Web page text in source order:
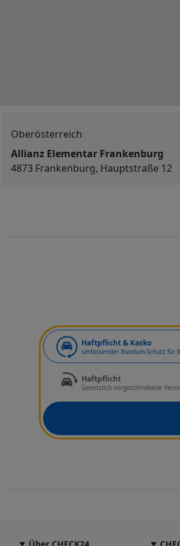
Oberösterreich
Allianz Elementar Frankenburg
4873 Frankenburg, Hauptstraße 12
Haftpflicht & Kasko
umfassender Rundum-Schutz für
Haftpflicht
Gesetzlich vorgeschriebene